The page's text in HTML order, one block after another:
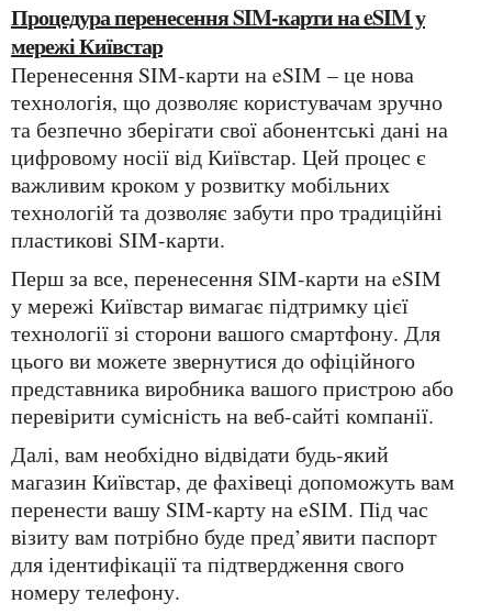
Процедура перенесення SIM-карти на eSIM у
мережі Київстар
Перенесення SIM-карти на eSIM – це нова
технологія, що дозволяє користувачам зручно
та безпечно зберігати свої абонентські дані на
цифровому носії від Київстар. Цей процес є
важливим кроком у розвитку мобільних
технологій та дозволяє забути про традиційні
пластикові SIM-карти.
Перш за все, перенесення SIM-карти на eSIM
у мережі Київстар вимагає підтримку цієї
технології зі сторони вашого смартфону. Для
цього ви можете звернутися до офіційного
представника виробника вашого пристрою або
перевірити сумісність на веб-сайті компанії.
Далі, вам необхідно відвідати будь-який
магазин Київстар, де фахівеці допоможуть вам
перенести вашу SIM-карту на eSIM. Під час
візиту вам потрібно буде пред’явити паспорт
для ідентифікації та підтвердження свого
номеру телефону.